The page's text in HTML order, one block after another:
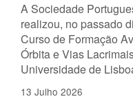
A Sociedade
realizou, no passado
Curso de Formação
Órbita e Vias
Universidade de
13 Julho 2026